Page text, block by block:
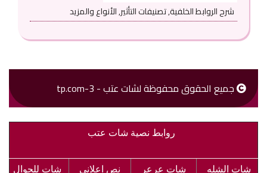
شرح الروابط الخلفية, تصنيفات التأثير, الأنواع والمزيد
جميع الحقوق محفوظة لشات عتب - 3-tp.com
روابط نصية شات عتب
شات الشله شات عرعر نص اعلاني شات للجوال